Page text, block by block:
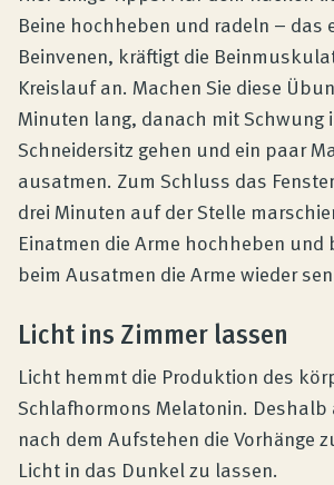
Beine hochheben und radeln – das
Beinvenen, kräftigt die
Kreislauf an. Machen Sie diese
Minuten lang, danach mit Schwung
Schneidersitz gehen und ein paar
ausatmen. Zum Schluss das
drei Minuten auf der Stelle
Einatmen die Arme hochheben und
beim Ausatmen die Arme wieder
Licht ins Zimmer lassen
Licht hemmt die Produktion des
Schlafhormons Melatonin. Deshalb
nach dem Aufstehen die Vorhänge
Licht in das Dunkel zu lassen.